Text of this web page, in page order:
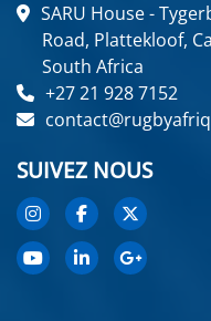
SARU House -
Road, Plattekloof,
South Africa
+27 21 928 7152
SUIVEZ NOUS